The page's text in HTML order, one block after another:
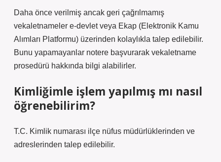
Daha önce verilmiş ancak geri çağrılmamış
vekaletnameler e-devlet veya Ekap (Elektronik Kamu
Alımları Platformu) üzerinden kolaylıkla talep edilebilir.
Bunu yapamayanlar notere başvurarak vekaletname
prosedürü hakkında bilgi alabilirler.
Kimliğimle işlem yapılmış mı nasıl
öğrenebilirim?
T.C. Kimlik numarası ilçe nüfus müdürlüklerinden ve
adreslerinden talep edilebilir.